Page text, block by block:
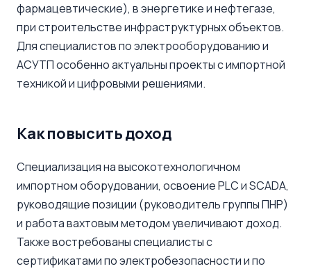
фармацевтические), в энергетике и нефтегазе,
при строительстве инфраструктурных объектов.
Для специалистов по электрооборудованию и
АСУТП особенно актуальны проекты с импортной
техникой и цифровыми решениями.
Как повысить доход
Специализация на высокотехнологичном
импортном оборудовании, освоение PLC и SCADA,
руководящие позиции (руководитель группы ПНР)
и работа вахтовым методом увеличивают доход.
Также востребованы специалисты с
сертификатами по электробезопасности и по